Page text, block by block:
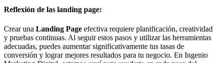
Reflexión de las landing page:
Crear una Landing Page efectiva requiere planificación, creatividad
y pruebas continuas. Al seguir estos pasos y utilizar las herramientas
adecuadas, puedes aumentar significativamente tus tasas de
conversión y lograr mejores resultados para tu negocio. En Ingenio